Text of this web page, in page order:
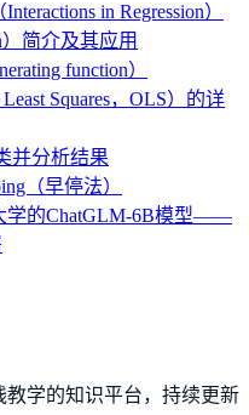
in Regression）
简介及其应用
function）
Squares，OLS）的详
并分析结果
（早停法）
学的ChatGLM-6B模型——
学的知识平台，持续更新